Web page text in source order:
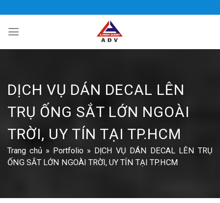
qua
nội
DỊCH VỤ DÁN DECAL LÊN
TRỤ ỐNG SẮT LỚN NGOÀI
TRỜI, UY TÍN TẠI TP.HCM
Trang chủ » Portfolio » DỊCH VỤ DÁN DECAL LÊN TRỤ
ỐNG SẮT LỚN NGOÀI TRỜI, UY TÍN TẠI TP.HCM